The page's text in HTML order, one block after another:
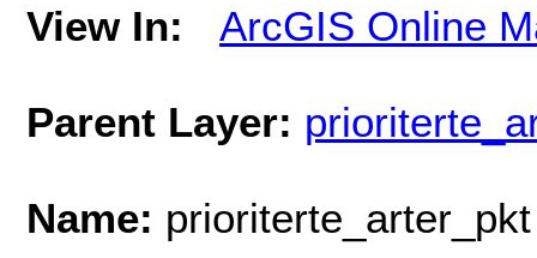
View In: ArcGIS Online
Parent Layer:
Name: prioriterte_arter_pkt